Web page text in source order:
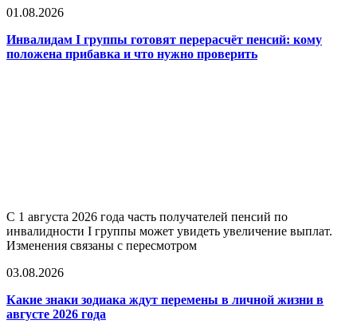
01.08.2026
Инвалидам I группы готовят перерасчёт пенсий: кому
положена прибавка и что нужно проверить
С 1 августа 2026 года часть получателей пенсий по
инвалидности I группы может увидеть увеличение выплат.
Изменения связаны с пересмотром
03.08.2026
Какие знаки зодиака ждут перемены в личной жизни в
августе 2026 года